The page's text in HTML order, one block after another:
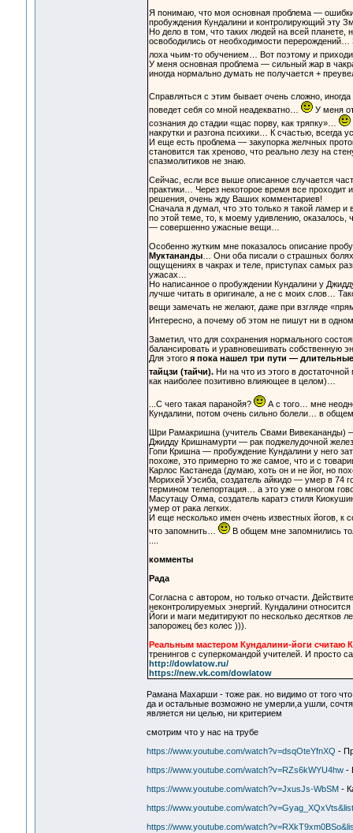
Я понимаю, что моя основная проблема —
пробуждения Кундалини и контролирующий эту
Но дело в том, что таких людей на всей
освободились от необходимости
лоха чьим-то обучением… Вот поэтому и
У меня основная проблема — сильный жар в
иногда нормально думать не получается +
Справляться с этим бывает очень сложно,
поведет себя со мной неадекватно…
У меня от
сознания до стадии «щас порву, как тряпку»…
накрутки и разгона психики… К счастью, всегда
И еще есть проблема — закупорка желчных
становится так хреново, что реально лезу на
спазмолитиков не знаю.
Сейчас, если все выше описанное случается
практики… Через некоторое время все
решения, очень жду Ваших комментариев!
Сначала я думал, что это только я такой ламер
по этой теме, то, к моему удивлению,
— совершенно ужасные вещи…
Особенно жутким мне показалось описание
Муктананды… Они оба писали о страшных болях
ощущениях в чакрах и теле, приступах самых
ужасах…
Но написанное о пробуждении Кундалини у
лучше читать в оригинале, а не с моих слов…
вещи замечать не желают, даже при взгляде
Интересно, а почему об этом не пишут ни в
Заметил, что для сохранения нормального
балансировать и уравновешивать собственную
Для этого я пока нашел три пути —
тайцзи (тайчи).Ни на что из этого в
как наиболее позитивно влияющее в целом)…
...С чего такая паранойя?
А с того… мне
Кундалини, потом очень сильно болели… в
Шри Рамакришна (учитель Свами Вивекананды)
Джидду Кришнамурти — рак поджелудочной
Гопи Кришна — пробуждение Кундалини у него
похоже, это примерно то же самое, что и с
Карлос Кастанеда (думаю, хоть он и не йог, но
Морихей Уэсиба, создатель айкидо — умер в 74
термином телепортация… а это уже о многом
Масутацу Ояма, создатель каратэ стиля
умер от рака легких.
И еще несколько имен очень известных йогов, к
что запомнить…
В общем мне запомнились
комменты
Рада
Согласна с автором, но только отчасти.
неконтролируемых энергий. Кундалини относится
Йоги и маги медитируют по несколько десятков
запорожец без колес ))).
Реальным мастером Кундалини-йоги считаю
тренингов с суперкомандой учителей. И просто
http://dowlatow.ru/
https://new.vk.com/dowlatow
Рамана Махарши - тоже рак. но видимо от того
да и остальные возможно не умерли,а ушли,
является ни целью, ни критерием
смотрим что у нас на трубе
https://www.youtube.com/watch?v=dsqOteYfnXQ -
https://www.youtube.com/watch?v=RZs6kWYU4hw-
https://www.youtube.com/watch?v=JxusJs-WbSM -
https://www.youtube.com/
https://www.youtube.com/